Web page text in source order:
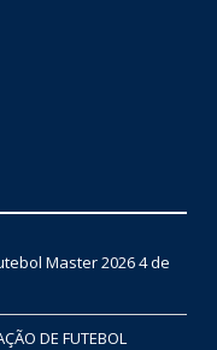
Master 20264 de
DE FUTEBOL